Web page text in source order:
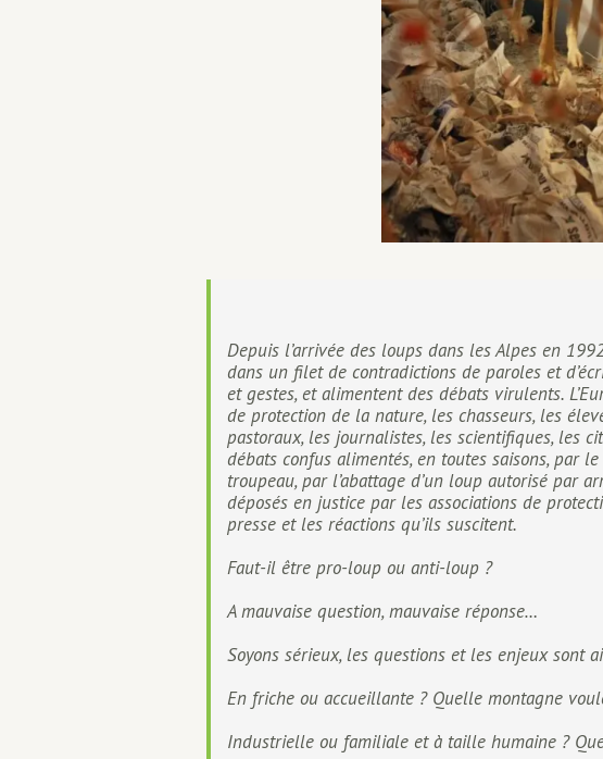
Depuis l’arrivée des loups dans les Alpes en
dans un filet de contradictions de paroles et
et gestes, et alimentent des débats virulents.
de protection de la nature, les chasseurs, les
pastoraux, les journalistes, les scientifiques, les
débats confus alimentés, en toutes saisons, par
troupeau, par l’abattage d’un loup autorisé par
déposés en justice par les associations de
presse et les réactions qu’ils suscitent.
Faut-il être pro-loup ou anti-loup ?
A mauvaise question, mauvaise réponse…
Soyons sérieux, les questions et les enjeux sont
En friche ou accueillante ? Quelle montagne
Industrielle ou familiale et à taille humaine ?